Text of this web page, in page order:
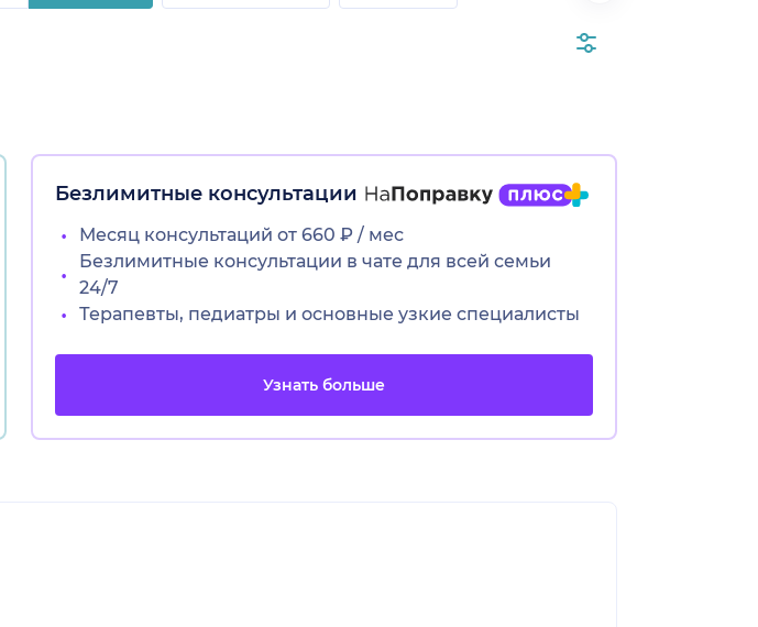
Безлимитные консультации
Месяц консультаций от 660 ₽ / мес
Безлимитные консультации в чате для всей семьи
24/7
Терапевты, педиатры и основные узкие специалисты
Узнать больше